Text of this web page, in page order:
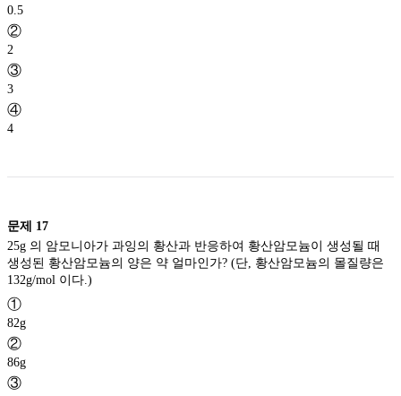
0.5
②
2
③
3
④
4
문제 17
25g 의 암모니아가 과잉의 황산과 반응하여 황산암모늄이 생성될 때
생성된 황산암모늄의 양은 약 얼마인가? (단, 황산암모늄의 몰질량은
①
82g
②
86g
③